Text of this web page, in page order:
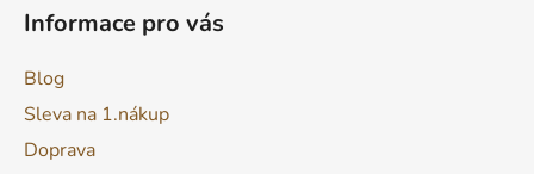
Informace pro vás
Blog
Sleva na 1.nákup
Doprava